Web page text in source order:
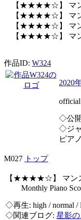
【★★★★☆】 マンス
【★★★★☆】 マンス
【★★★★☆】 マンス
【★★★★☆】 マンス
作品ID: W324
2020
official
◇公開
◇ジャ
ピア
M027 トップ
【★★★★☆】 マンス
Monthly Piano
◇再生: high / normal /
◇関連ブログ: 星影